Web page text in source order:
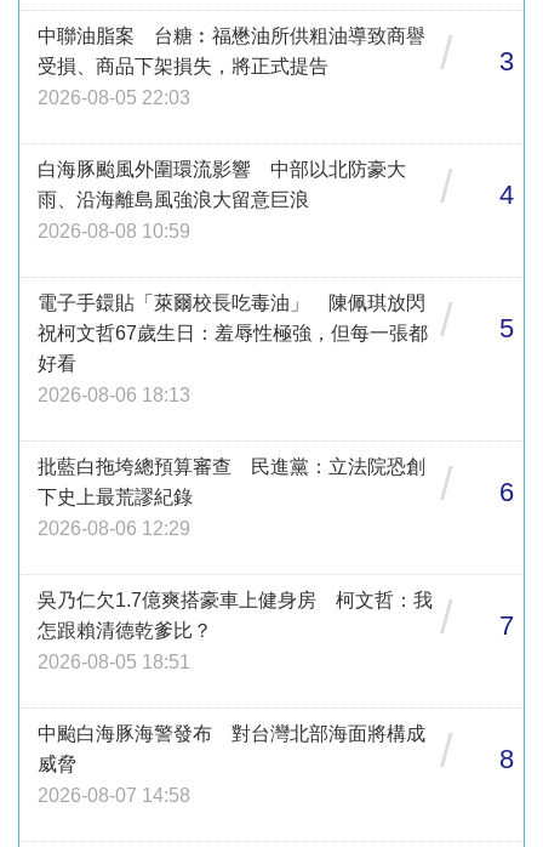
中聯油脂案 台糖︰福懋油所供粗油導致商譽
受損、商品下架損失，將正式提告
2026-08-05 22:03
/ 3
白海豚颱風外圍環流影響 中部以北防豪大
雨、沿海離島風強浪大留意巨浪
2026-08-08 10:59
/ 4
電子手鐶貼「萊爾校長吃毒油」 陳佩琪放閃
祝柯文哲67歲生日：羞辱性極強，但每一張都
好看
2026-08-06 18:13
/ 5
批藍白拖垮總預算審查 民進黨：立法院恐創
下史上最荒謬紀錄
2026-08-06 12:29
/ 6
吳乃仁欠1.7億爽搭豪車上健身房 柯文哲：我
怎跟賴清德乾爹比？
2026-08-05 18:51
/ 7
中颱白海豚海警發布 對台灣北部海面將構成
威脅
2026-08-07 14:58
/ 8